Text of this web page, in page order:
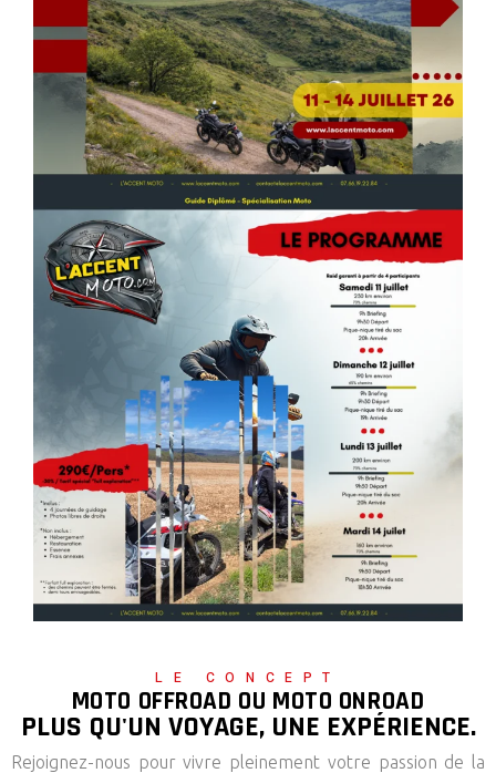
LE CONCEPT
MOTO OFFROAD OU MOTO ONROAD
PLUS QU'UN VOYAGE, UNE EXPÉRIENCE.
Rejoignez-nous pour vivre pleinement votre passion de la